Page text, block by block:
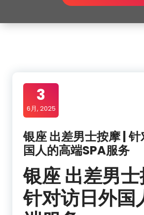
3
6月, 2025
银座 出差男士按摩 |
国人的高端SPA服务
银座 出差男
针对访日外国